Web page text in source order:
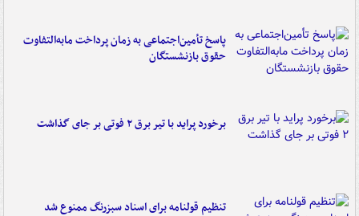
پاسخ تأمین‌اجتماعی به زمان پرداخت مابه‌التفاوت
حقوق بازنشستگان
برخورد پراید با تیر برق ۲ فوتی بر جای گذاشت
تنظیم قولنامه برای اسناد سبزرنگ ممنوع شد